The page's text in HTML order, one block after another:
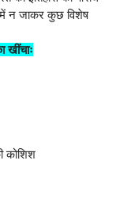
न जाकर कुछ विशेष
खींचाः
कोशिश